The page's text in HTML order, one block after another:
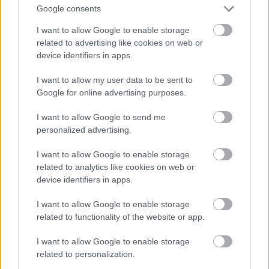
Google consents
I want to allow Google to enable storage
related to advertising like cookies on web or
device identifiers in apps.
I want to allow my user data to be sent to
Google for online advertising purposes.
I want to allow Google to send me
personalized advertising.
I want to allow Google to enable storage
related to analytics like cookies on web or
device identifiers in apps.
I want to allow Google to enable storage
related to functionality of the website or app.
I want to allow Google to enable storage
related to personalization.
kitalált karakterét viszi be oda. A probléma Hillary
Clintonnal pedig az, hogy pontosan tudjuk, melyiket
fogja. Senki sem lesz kevésbé paranoid a Fehér
Házban” -írja a New York Timespublicistája,
összehasonlítva a két elnökjelölt nagyon hasonló
útját a kampányig. Trump, aki gazdag és híres
barátaihoz akart hasonlítani, Maureen Dowd szerint
egy „bizonytalan, rettegő” ember, aki félelmei ellen
„legyőzhetetlen médiakaraktereket” talált ki
magának: egyik kegyetlenebb mint a másik, csak az
a Wellesley Kollégiumbéli tanulmányai óta azt
hallgatja, hogy neki kell lenni az első női elnöknek,
számos sikertelen kampánya által okozott üldözési
ragaszkodott szabálytalanul saját email-
szervereihez, amíg külügyminiszter volt.
A publicista szerint egyikük sikere sem ígér túl
fényes jövőt az Egyesült Államoknak.